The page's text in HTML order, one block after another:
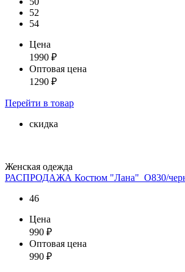
52
54
Цена
1990 ₽
Оптовая цена
1290 ₽
Перейти в товар
скидка
Женская одежда
РАСПРОДАЖА Костюм "Лана"_О830/
46
Цена
990 ₽
Оптовая цена
990 ₽